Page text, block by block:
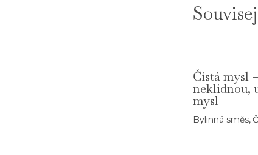
Čistá mysl
neklidnou,
mysl
Bylinná směs,